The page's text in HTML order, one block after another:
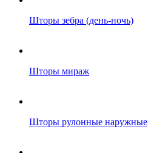
Шторы зебра (день-ночь)
Шторы мираж
Шторы рулонные наружные